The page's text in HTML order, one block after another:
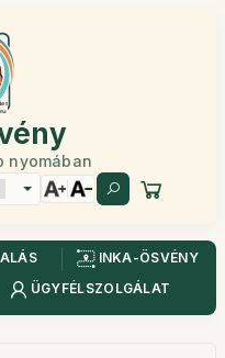
nyomában
INKA-ÖSVÉNY
ÜGYFÉLSZOLGÁLAT